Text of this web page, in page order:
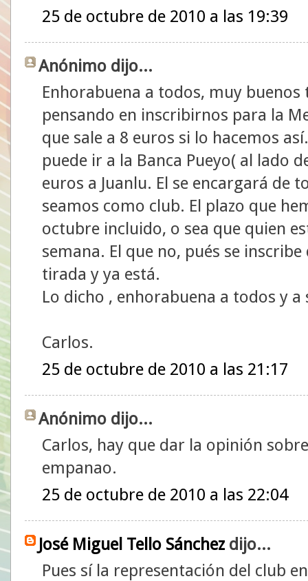
25 de octubre de 2010 a las 19:39
Anónimo dijo...
Enhorabuena a todos, muy
pensando en inscribirnos para la
que sale a 8 euros si lo hacemos
puede ir a la Banca Pueyo( al lado
euros a Juanlu. El se encargará de
seamos como club. El plazo que
octubre incluido, o sea que quien
semana. El que no, pués se
tirada y ya está.
Lo dicho , enhorabuena a todos y
Carlos.
25 de octubre de 2010 a las 21:17
Anónimo dijo...
Carlos, hay que dar la opinión
empanao.
25 de octubre de 2010 a las 22:04
José Miguel Tello Sánchez dijo...
Pues sí la representación del club